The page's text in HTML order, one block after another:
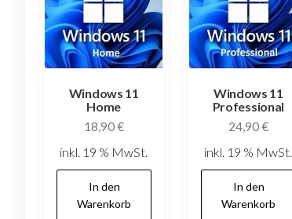
Windows 11
Home
18,90€
inkl. 19 % MwSt.
In den
Warenkorb
Windows 11
Professional
24,90€
inkl. 19 % MwSt.
In den
Warenkorb